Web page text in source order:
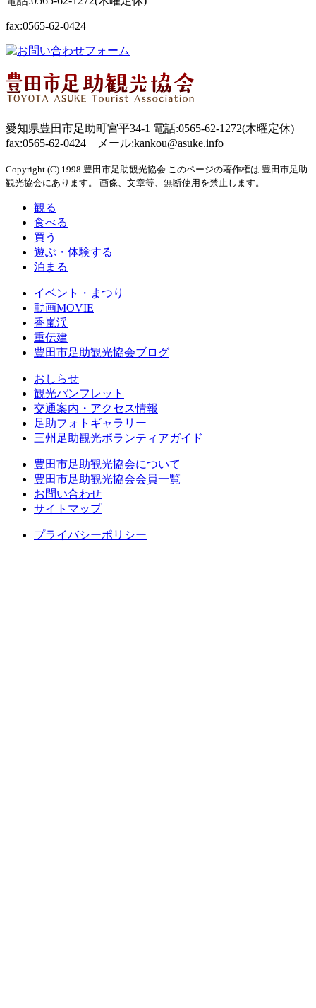
fax:0565-62-0424
愛知県豊田市足助町宮平34-1 電話:0565-62-1272(木曜定休)
fax:0565-62-0424 メール:kankou@asuke.info
Copyright (C) 1998 豊田市足助観光協会 このページの著作権は 豊田市足助
観光協会にあります。 画像、文章等、無断使用を禁止します。
観る
食べる
買う
遊ぶ・体験する
泊まる
イベント・まつり
動画MOVIE
香嵐渓
重伝建
豊田市足助観光協会ブログ
おしらせ
観光パンフレット
交通案内・アクセス情報
足助フォトギャラリー
三州足助観光ボランティアガイド
豊田市足助観光協会について
豊田市足助観光協会会員一覧
お問い合わせ
サイトマップ
プライバシーポリシー